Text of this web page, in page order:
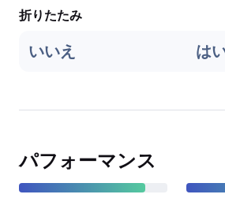
折りたたみ
いいえ は
パフォーマンス